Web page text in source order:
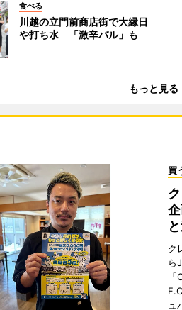
食べる
川越の立門前商店街で大縁日
や打ち水 「激辛バル」も
もっと見る
買
ク
ら
ュ